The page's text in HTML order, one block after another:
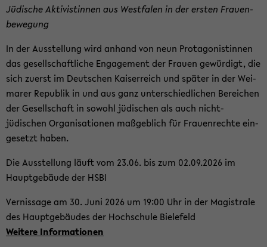
Jü­di­sche Ak­ti­vis­tin­nen aus West­fa­len in der ers­ten Frau­en­
be­we­gung
In der Aus­stel­lung wird an­hand von neun Prot­ago­nis­tin­nen
das ge­sell­schaft­li­che En­ga­ge­ment der Frau­en ge­wür­digt, die
sich zu­erst im Deut­schen Kai­ser­reich und spä­ter in der Wei­
ma­rer Re­pu­blik in und aus ganz un­ter­schied­li­chen Be­rei­chen
der Ge­sell­schaft in so­wohl jü­di­schen als auch nicht-​
jüdischen Or­ga­ni­sa­tio­nen maß­geb­lich für Frau­en­rech­te ein­
ge­setzt haben.
Die Aus­stel­lung läuft vom 23.06. bis zum 02.09.2026 im
Haupt­ge­bäu­de der HSBI
Ver­nis­sa­ge am 30. Juni 2026 um 19:00 Uhr in der Ma­gis­tra­le
des Haupt­ge­bäu­des der Hoch­schu­le Bie­le­feld
Wei­te­re In­for­ma­tio­nen